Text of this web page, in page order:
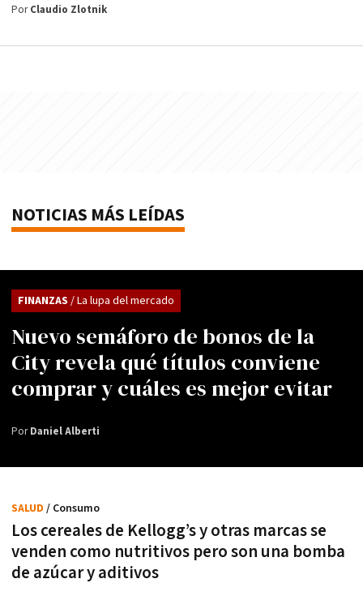
PorClaudio Zlotnik
NOTICIAS MÁS LEÍDAS
Nuevo semáforo de bonos de la
City revela qué títulos conviene
comprar y cuáles es mejor evitar
FINANZAS / La lupa del mercado
PorDaniel Alberti
Los cereales de Kellogg’s y otras marcas se
venden como nutritivos pero son una bomba
de azúcar y aditivos
SALUD / Consumo